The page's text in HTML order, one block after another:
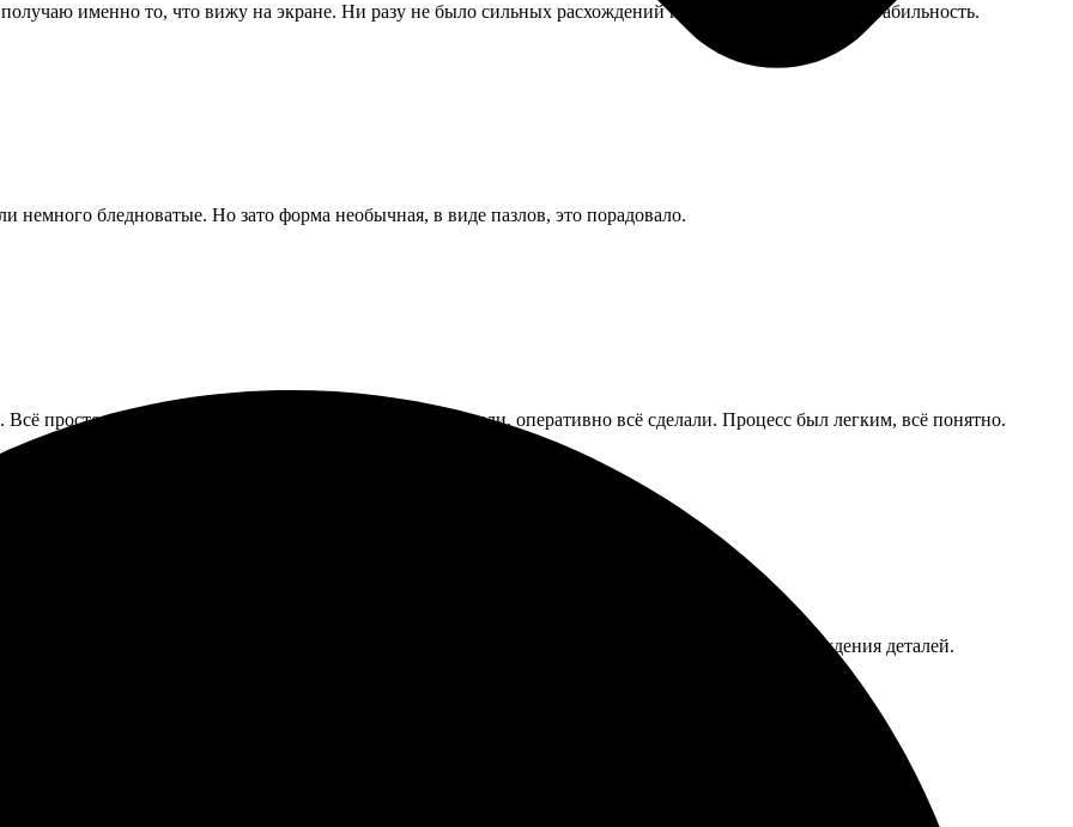
именно то, что вижу на экране. Ни разу не было сильных расхождений по цвету, я ценю такую стабильность.
немного бледноватые. Но зато форма необычная, в виде пазлов, это порадовало.
просто: выбрал фото, отправил заявку. Долго не мучили, оперативно всё сделали. Процесс был легким, всё понятно.
заказ, очень довольна. Процесс оформления прост и понятен. Оперативно связались для подтверждения деталей.
заказами.